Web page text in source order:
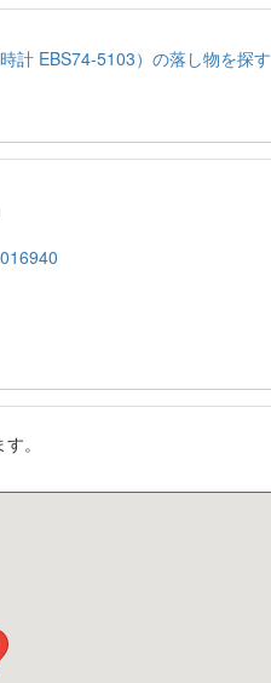
計 EBS74-5103）の落し物を探す
。